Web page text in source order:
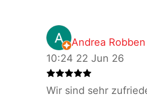
Andrea Robben
10:24 22 Jun 26
Wir sind sehr